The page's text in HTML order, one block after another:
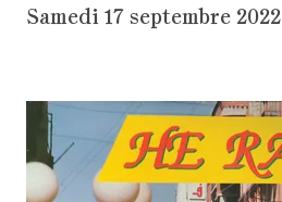
Samedi 17 septembre 2022